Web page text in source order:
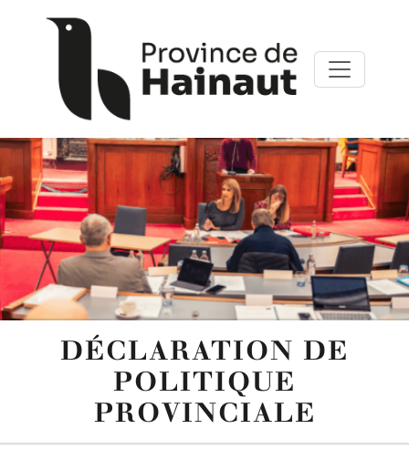
Panneau de gestion des cookies
DÉCLARATION DE
POLITIQUE
PROVINCIALE